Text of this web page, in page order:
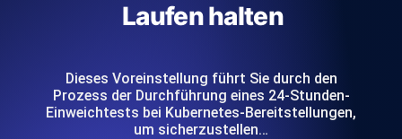
Laufen halten
Dieses Voreinstellung führt Sie durch den
Prozess der Durchführung eines 24-Stunden-
Einweichtests bei Kubernetes-Bereitstellungen,
um sicherzustellen…